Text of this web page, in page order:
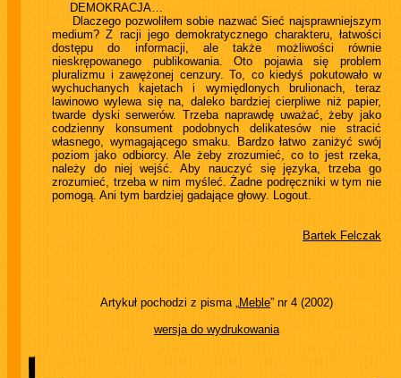
DEMOKRACJA…
Dlaczego pozwoliłem sobie nazwać Sieć najsprawniejszym
medium? Z racji jego demokratycznego charakteru, łatwości
dostępu do informacji, ale także możliwości równie
nieskrępowanego publikowania. Oto pojawia się problem
pluralizmu i zawężonej cenzury. To, co kiedyś pokutowało w
wychuchanych kajetach i wymiędlonych brulionach, teraz
lawinowo wylewa się na, daleko bardziej cierpliwe niż papier,
twarde dyski serwerów. Trzeba naprawdę uważać, żeby jako
codzienny konsument podobnych delikatesów nie stracić
własnego, wymagającego smaku. Bardzo łatwo zaniżyć swój
poziom jako odbiorcy. Ale żeby zrozumieć, co to jest rzeka,
należy do niej wejść. Aby nauczyć się języka, trzeba go
zrozumieć, trzeba w nim myśleć. Żadne podręczniki w tym nie
pomogą. Ani tym bardziej gadające głowy. Logout.
Bartek Felczak
Artykuł pochodzi z pisma „Meble” nr 4 (2002)
wersja do wydrukowania